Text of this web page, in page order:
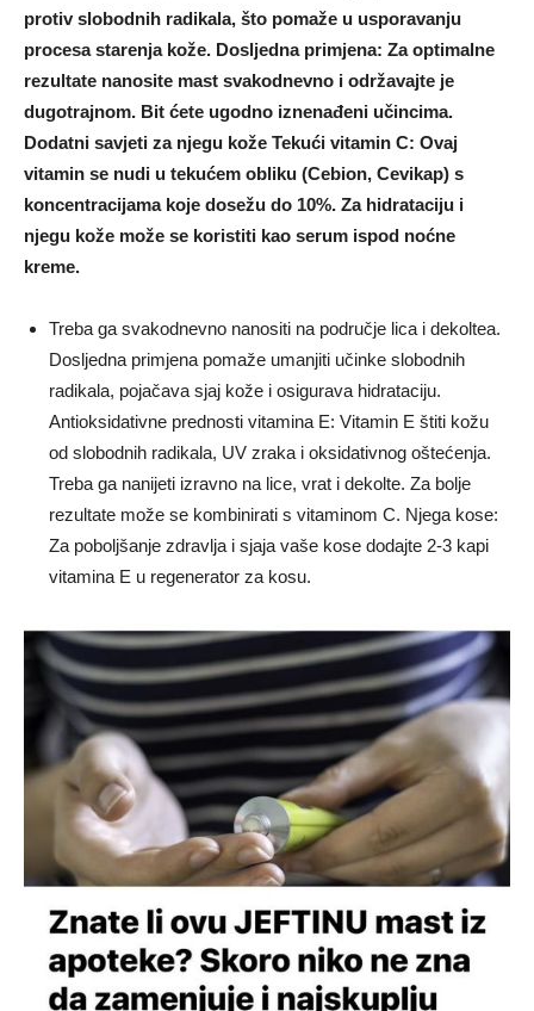
protiv slobodnih radikala, što pomaže u usporavanju
procesa starenja kože. Dosljedna primjena: Za optimalne
rezultate nanosite mast svakodnevno i održavajte je
dugotrajnom. Bit ćete ugodno iznenađeni učincima.
Dodatni savjeti za njegu kože Tekući vitamin C: Ovaj
vitamin se nudi u tekućem obliku (Cebion, Cevikap) s
koncentracijama koje dosežu do 10%. Za hidrataciju i
njegu kože može se koristiti kao serum ispod noćne
kreme.
Treba ga svakodnevno nanositi na područje lica i dekoltea.
Dosljedna primjena pomaže umanjiti učinke slobodnih
radikala, pojačava sjaj kože i osigurava hidrataciju.
Antioksidativne prednosti vitamina E: Vitamin E štiti kožu
od slobodnih radikala, UV zraka i oksidativnog oštećenja.
Treba ga nanijeti izravno na lice, vrat i dekolte. Za bolje
rezultate može se kombinirati s vitaminom C. Njega kose:
Za poboljšanje zdravlja i sjaja vaše kose dodajte 2-3 kapi
vitamina E u regenerator za kosu.